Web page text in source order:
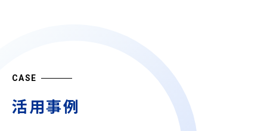
CASE
活用事例